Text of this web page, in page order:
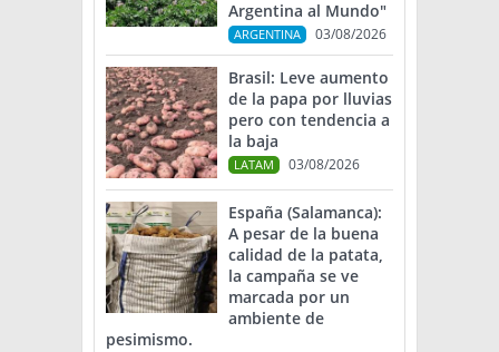
Argentina al Mundo"
ARGENTINA 03/08/2026
Brasil: Leve aumento
de la papa por lluvias
pero con tendencia a
la baja
LATAM 03/08/2026
España (Salamanca):
A pesar de la buena
calidad de la patata,
la campaña se ve
marcada por un
ambiente de
pesimismo.